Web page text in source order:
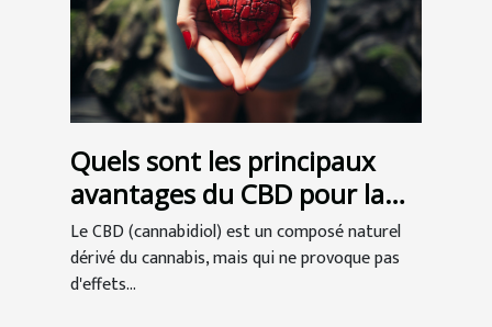
Quels sont les principaux
avantages du CBD pour la
santé ?
Le CBD (cannabidiol) est un composé naturel
dérivé du cannabis, mais qui ne provoque pas
d'effets...